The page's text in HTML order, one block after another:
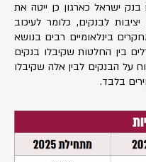
בנק ישראל כארגון כן ייטה את
לבנקים, כלומר לעיכוב
בינלאומיים רבים בנושא
בין החלטות שקיבלו בנקים
על הבנקים לבין אלה שקיבלו
בלבד.